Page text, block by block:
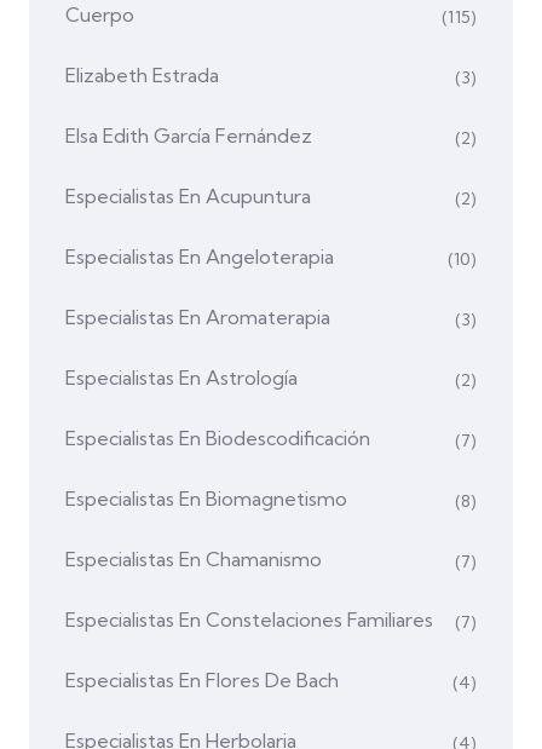
Cuerpo (115)
Elizabeth Estrada (3)
Elsa Edith García Fernández (2)
Especialistas En Acupuntura (2)
Especialistas En Angeloterapia (10)
Especialistas En Aromaterapia (3)
Especialistas En Astrología (2)
Especialistas En Biodescodificación (7)
Especialistas En Biomagnetismo (8)
Especialistas En Chamanismo (7)
Especialistas En Constelaciones Familiares (7)
Especialistas En Flores De Bach (4)
Especialistas En Herbolaria (4)